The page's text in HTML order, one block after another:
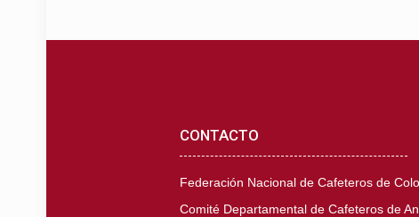
CONTACTO
Federación Nacional de Cafeteros de
Comité Departamental de Cafeteros de